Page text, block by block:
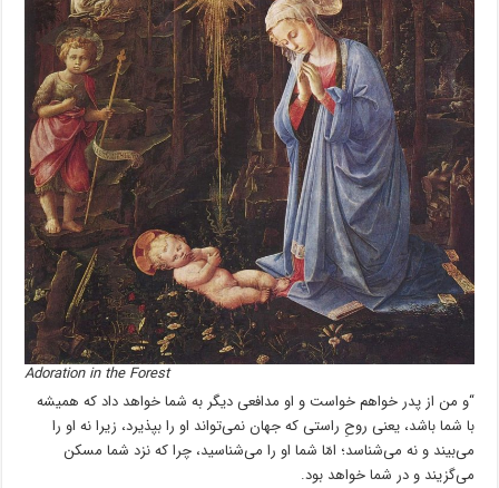
Adoration in the Forest
“و من از پدر خواهم خواست و او مدافعی دیگر به شما خواهد داد که همیشه
با شما باشد، یعنی روحِ راستی که جهان نمی‌تواند او را بپذیرد، زیرا نه او را
می‌بیند و نه می‌شناسد؛ امّا شما او را می‌شناسید، چرا که نزد شما مسکن
می‌گزیند و در شما خواهد بود.